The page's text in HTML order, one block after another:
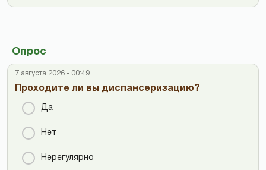
Опрос
7 августа 2026 - 00:49
Проходите ли вы диспансеризацию?
Да
Нет
Нерегулярно